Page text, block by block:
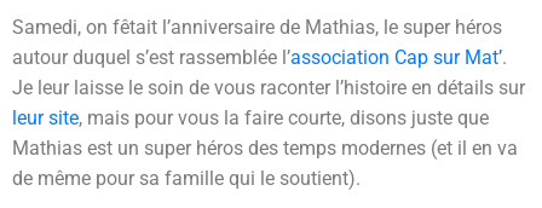
Samedi, on fêtait l’anniversaire de Mathias, le super héros
autour duquel s’est rassemblée l’association Cap sur Mat’.
Je leur laisse le soin de vous raconter l’histoire en détails sur
leur site, mais pour vous la faire courte, disons juste que
Mathias est un super héros des temps modernes (et il en va
de même pour sa famille qui le soutient).